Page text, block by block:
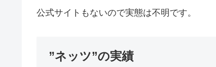
公式サイトもないので実態は不明です。
”ネッツ”の実績